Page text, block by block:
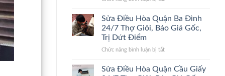
Giá
Gốc
Lão
Làng,
Bệnh,
Kết
Điều
Hòa
Xuân
Đến
Sửa Điều Hòa Quận Ba Đình
24/7 Thợ Giỏi, Báo Giá Gốc,
Trị Dứt Điểm
Chức năng bình luận bị tắtở
Điều
Sửa Điều Hòa Quận Cầu Giấy